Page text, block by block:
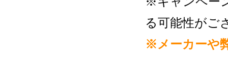
る可能性がご
※メーカーや